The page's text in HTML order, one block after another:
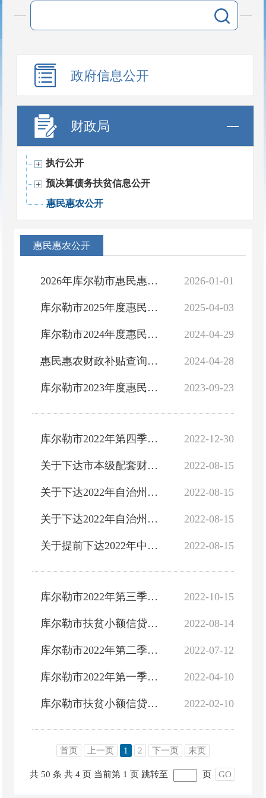
政府信息公开
财政局
执行公开
预决算债务扶贫信息公开
惠民惠农公开
惠民惠农公开
2026-01-01
2026年库尔勒市惠民惠农财政补贴政策清单
2025-04-03
库尔勒市2025年度惠民惠农财政补贴政策清单
2024-04-29
库尔勒市2024年度惠民惠农财政补贴政策清单
2024-04-28
惠民惠农财政补贴查询二维码
2023-09-23
库尔勒市2023年度惠民惠农财政补贴政策清单
2022-12-30
库尔勒市2022年第四季度扶贫小额信贷贴息资金公告
2022-08-15
关于下达市本级配套财政衔接推进乡村振兴补助资金的通知
2022-08-15
关于下达2022年自治州财政衔接推进乡村振兴补助资金（第二批）的通知（哈拉玉宫乡）
2022-08-15
关于下达2022年自治州财政衔接推进乡村振兴补助资金（第二批）的通知
2022-08-15
关于提前下达2022年中央财政衔接推进乡村振兴补助资金预算的通知
2022-10-15
库尔勒市2022年第三季度扶贫小额信贷贴息资金公告
2022-08-14
库尔勒市扶贫小额信贷情况公告（8月）
2022-07-12
库尔勒市2022年第二季度扶贫小额信贷贴息资金公告
2022-04-10
库尔勒市2022年第一季度扶贫小额信贷贴息资金公告
2022-02-10
库尔勒市扶贫小额信贷情况公告
首页 上一页 1 2 下一页 末页
共 50 条 共 4 页 当前第 1 页 跳转至 页 GO